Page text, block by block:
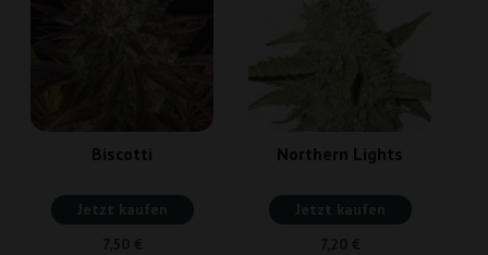
Biscotti
Jetzt kaufen
7,50 €
Northern Lights
Jetzt kaufen
7,20 €